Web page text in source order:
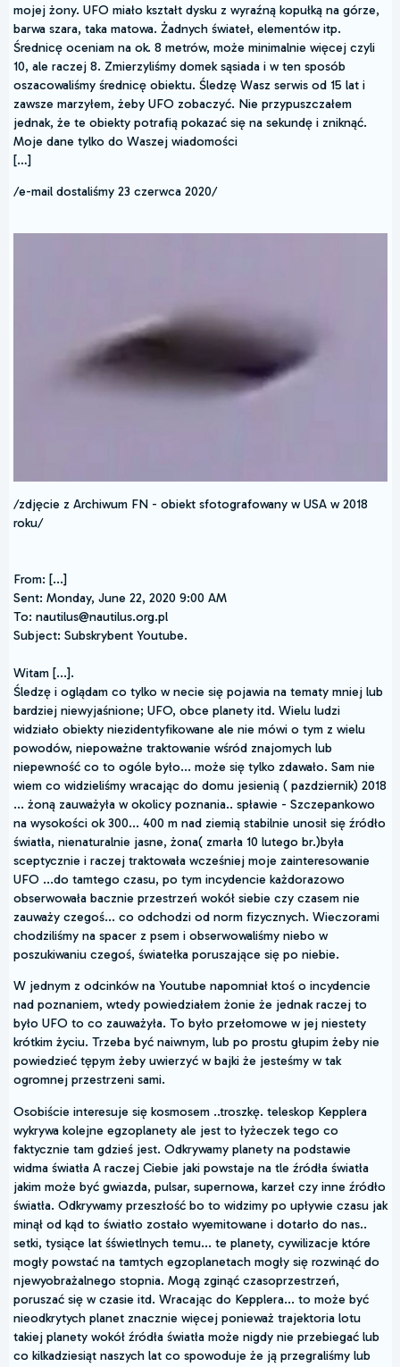
mojej żony. UFO miało kształt dysku z wyraźną kopułką na górze,
barwa szara, taka matowa. Żadnych świateł, elementów itp.
Średnicę oceniam na ok. 8 metrów, może minimalnie więcej czyli
10, ale raczej 8. Zmierzyliśmy domek sąsiada i w ten sposób
oszacowaliśmy średnicę obiektu. Śledzę Wasz serwis od 15 lat i
zawsze marzyłem, żeby UFO zobaczyć. Nie przypuszczałem
jednak, że te obiekty potrafią pokazać się na sekundę i zniknąć.
Moje dane tylko do Waszej wiadomości
[…]
/e-mail dostaliśmy 23 czerwca 2020/
/zdjęcie z Archiwum FN - obiekt sfotografowany w USA w 2018
roku/
From: [...]
Sent: Monday, June 22, 2020 9:00 AM
To: nautilus@nautilus.org.pl
Subject: Subskrybent Youtube.
Witam [...].
Śledzę i oglądam co tylko w necie się pojawia na tematy mniej lub
bardziej niewyjaśnione; UFO, obce planety itd. Wielu ludzi
widziało obiekty niezidentyfikowane ale nie mówi o tym z wielu
powodów, niepoważne traktowanie wśród znajomych lub
niepewność co to ogóle było... może się tylko zdawało. Sam nie
wiem co widzieliśmy wracając do domu jesienią ( pazdziernik) 2018
... żoną zauważyła w okolicy poznania.. spławie - Szczepankowo
na wysokości ok 300... 400 m nad ziemią stabilnie unosił się źródło
światła, nienaturalnie jasne, żona( zmarła 10 lutego br.)była
sceptycznie i raczej traktowała wcześniej moje zainteresowanie
UFO ...do tamtego czasu, po tym incydencie każdorazowo
obserwowała bacznie przestrzeń wokół siebie czy czasem nie
zauważy czegoś... co odchodzi od norm fizycznych. Wieczorami
chodziliśmy na spacer z psem i obserwowaliśmy niebo w
poszukiwaniu czegoś, światełka poruszające się po niebie.
W jednym z odcinków na Youtube napomniał ktoś o incydencie
nad poznaniem, wtedy powiedziałem żonie że jednak raczej to
było UFO to co zauważyła. To było przełomowe w jej niestety
krótkim życiu. Trzeba być naiwnym, lub po prostu głupim żeby nie
powiedzieć tępym żeby uwierzyć w bajki że jesteśmy w tak
ogromnej przestrzeni sami.
Osobiście interesuje się kosmosem ..troszkę. teleskop Kepplera
wykrywa kolejne egzoplanety ale jest to łyżeczek tego co
faktycznie tam gdzieś jest. Odkrywamy planety na podstawie
widma światła A raczej Ciebie jaki powstaje na tle źródła światła
jakim może być gwiazda, pulsar, supernowa, karzeł czy inne źródło
światła. Odkrywamy przeszłość bo to widzimy po upływie czasu jak
minął od kąd to światło zostało wyemitowane i dotarło do nas..
setki, tysiące lat śświetlnych temu... te planety, cywilizacje które
mogły powstać na tamtych egzoplanetach mogły się rozwinąć do
njewyobrażalnego stopnia. Mogą zginąć czasoprzestrzeń,
poruszać się w czasie itd. Wracając do Kepplera... to może być
nieodkrytych planet znacznie więcej ponieważ trajektoria lotu
takiej planety wokół źródła światła może nigdy nie przebiegać lub
co kilkadziesiąt naszych lat co spowoduje że ją przegraliśmy lub